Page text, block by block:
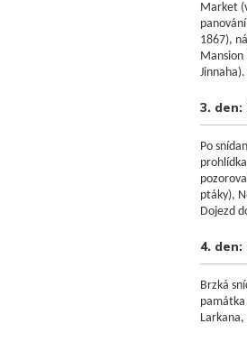
Market
1867), n
Mansion
Jinnaha).
3. den:
Po
ptáky),
Dojezd
4.
Brzká
památka